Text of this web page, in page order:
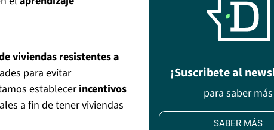
viviendas resistentes a
para evitar
establecerincentivos
a fin de tener viviendas
¡Suscribete al
para saber más
SABER MÁS